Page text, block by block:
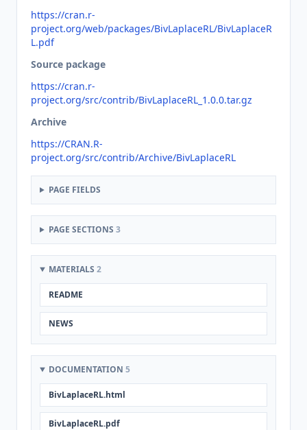
https://cran.r-
project.org/web/packages/BivLaplaceRL/BivLaplaceR
L.pdf
Source package
https://cran.r-
project.org/src/contrib/BivLaplaceRL_1.0.0.tar.gz
Archive
https://CRAN.R-
project.org/src/contrib/Archive/BivLaplaceRL
PAGE FIELDS
PAGE SECTIONS 3
MATERIALS 2
README
NEWS
DOCUMENTATION 5
BivLaplaceRL.html
BivLaplaceRL.pdf